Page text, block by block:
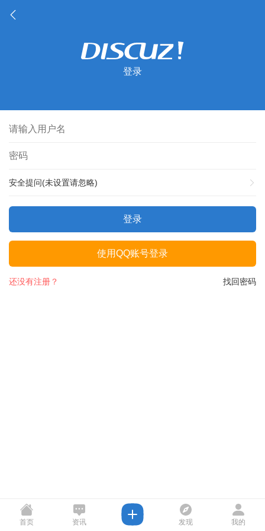
登录
安全提问(未设置请忽略)
登录
使用QQ账号登录
找回密码
还没有注册？
首页 资讯 发现 我的